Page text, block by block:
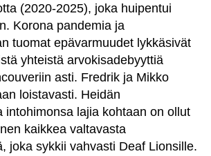
(2020-2025), joka huipentui
Korona pandemia ja
tuomat epävarmuudet lykkäsivät
yhteistä arvokisadebyyttiä
asti. Fredrik ja Mikko
loistavasti. Heidän
intohimonsa lajia kohtaan on ollut
kaikkea valtavasta
joka sykkii vahvasti Deaf Lionsille.